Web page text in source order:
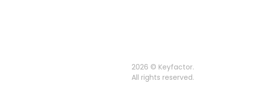
2026 © Keyfactor.
All rights reserved.